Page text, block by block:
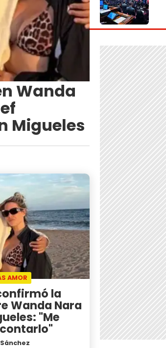
Wanda
Migueles
AMOR
la
Wanda Nara
"Me